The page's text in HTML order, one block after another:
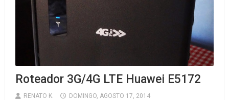
Roteador 3G/4G LTE Huawei E5172
RENATO K. DOMINGO, AGOSTO 17, 2014